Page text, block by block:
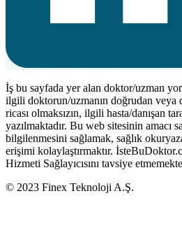
İş bu sayfada yer alan doktor/uzman
ilgili doktorun/uzmanın doğrudan veya
ricası olmaksızın, ilgili hasta/danışan
yazılmaktadır. Bu web sitesinin amacı
bilgilenmesini sağlamak, sağlık
erişimi kolaylaştırmaktır.
Hizmeti Sağlayıcısını tavsiye
© 2023 Finex Teknoloji A.Ş.